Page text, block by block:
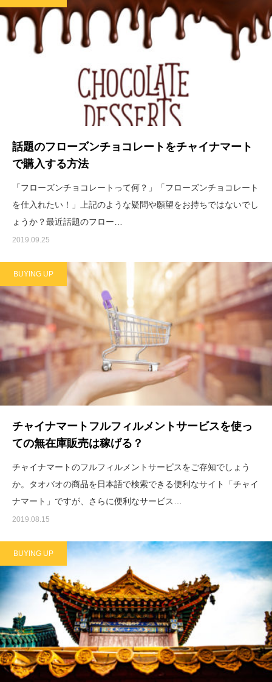
話題のフローズンチョコレートをチャイナマート
で購入する方法
「フローズンチョコレートって何？」「フローズンチョコレート
を仕入れたい！」上記のような疑問や願望をお持ちではないでし
ょうか？最近話題のフロー…
2019.09.25
BUYING UP
チャイナマートフルフィルメントサービスを使っ
ての無在庫販売は稼げる？
チャイナマートのフルフィルメントサービスをご存知でしょう
か。タオバオの商品を日本語で検索できる便利なサイト「チャイ
ナマート」ですが、さらに便利なサービス…
2019.08.15
BUYING UP